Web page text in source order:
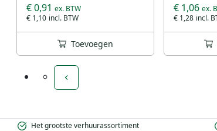
€ 1,10
€ 0,91
Toevoegen
€ 1,28
€ 1,06
Het grootste verhuurassortiment